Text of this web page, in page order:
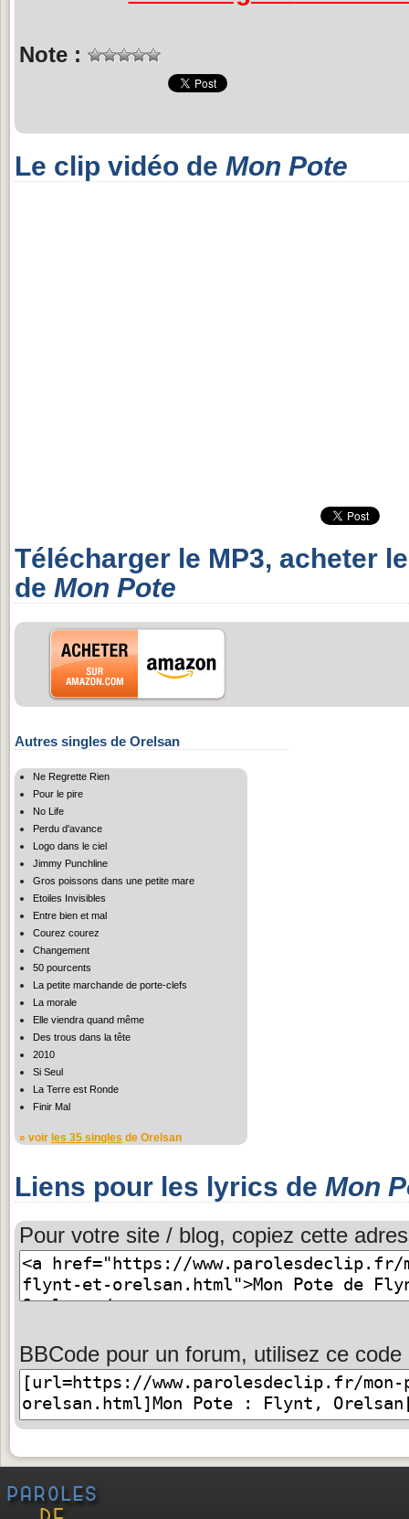
Note :
Le clip vidéo de Mon Pote
Télécharger le MP3, acheter
de Mon Pote
Autres singles de Orelsan
Ne Regrette Rien
Pour le pire
No Life
Perdu d'avance
Logo dans le ciel
Jimmy Punchline
Gros poissons dans une petite mare
Etoiles Invisibles
Entre bien et mal
Courez courez
Changement
50 pourcents
La petite marchande de porte-clefs
La morale
Elle viendra quand même
Des trous dans la tête
2010
Si Seul
La Terre est Ronde
Finir Mal
» voir les 35 singles de Orelsan
Liens pour les lyrics de Mon
Pour votre site / blog, copiez cette
BBCode pour un forum, utilisez ce code